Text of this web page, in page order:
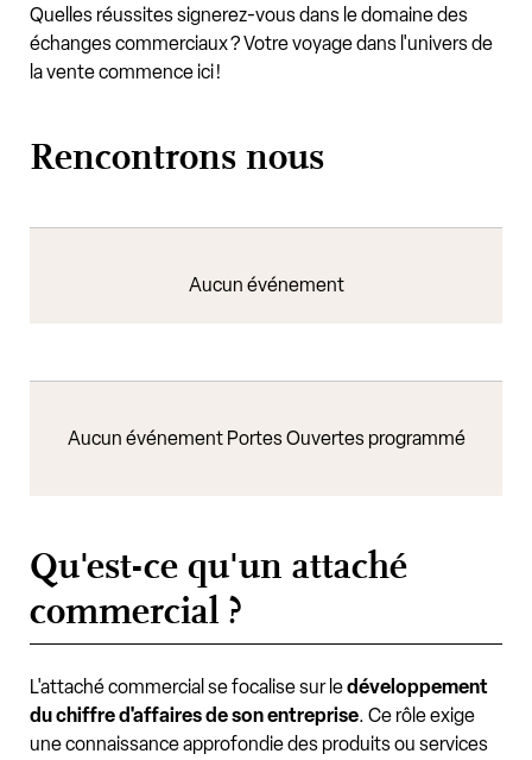
Quelles réussites signerez-vous dans le domaine des
échanges commerciaux ? Votre voyage dans l'univers de
la vente commence ici !
Rencontrons nous
Aucun événement
Aucun événement Portes Ouvertes programmé
Qu'est-ce qu'un attaché
commercial ?
L'attaché commercial se focalise sur ledéveloppement
du chiffre d'affaires de son entreprise. Ce rôle exige
une connaissance approfondie des produits ou services